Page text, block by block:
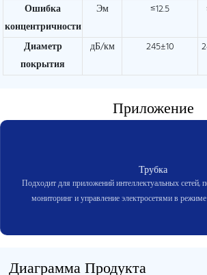
Ошибка
концентричности
Эм ≤12.5
Диаметр
покрытия
дБ/км 245±10
Приложение
Трубка
Подходит для приложений интеллектуальных сетей,
мониторинг и управление электросетями в
Диаграмма Продукта